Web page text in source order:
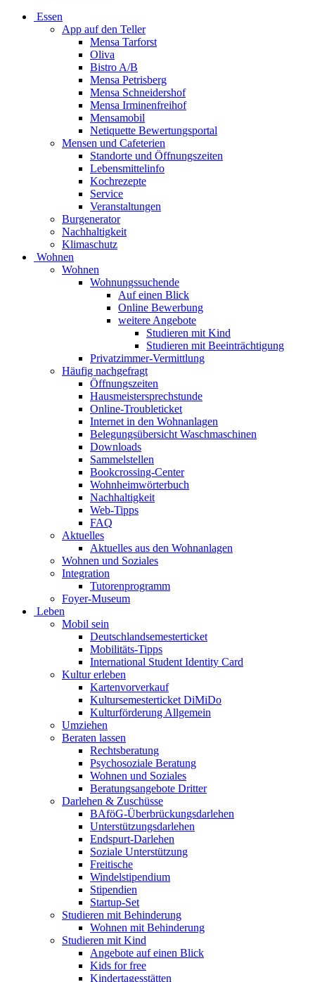
Essen
App auf den Teller
Mensa Tarforst
Oliva
Bistro A/B
Mensa Petrisberg
Mensa Schneidershof
Mensa Irminenfreihof
Mensamobil
Netiquette Bewertungsportal
Mensen und Cafeterien
Standorte und Öffnungszeiten
Lebensmittelinfo
Kochrezepte
Service
Veranstaltungen
Burgenerator
Nachhaltigkeit
Klimaschutz
Wohnen
Wohnen
Wohnungssuchende
Auf einen Blick
Online Bewerbung
weitere Angebote
Studieren mit Kind
Studieren mit Beeinträchtigung
Privatzimmer-Vermittlung
Häufig nachgefragt
Öffnungszeiten
Hausmeistersprechstunde
Online-Troubleticket
Internet in den Wohnanlagen
Belegungsübersicht Waschmaschinen
Downloads
Sammelstellen
Bookcrossing-Center
Wohnheimwörterbuch
Nachhaltigkeit
Web-Tipps
FAQ
Aktuelles
Aktuelles aus den Wohnanlagen
Wohnen und Soziales
Integration
Tutorenprogramm
Foyer-Museum
Leben
Mobil sein
Deutschlandsemesterticket
Mobilitäts-Tipps
International Student Identity Card
Kultur erleben
Kartenvorverkauf
Kultursemesterticket DiMiDo
Kulturförderung Allgemein
Umziehen
Beraten lassen
Rechtsberatung
Psychosoziale Beratung
Wohnen und Soziales
Beratungsangebote Dritter
Darlehen & Zuschüsse
BAföG-Überbrückungsdarlehen
Unterstützungsdarlehen
Endspurt-Darlehen
Soziale Unterstützung
Freitische
Windelstipendium
Stipendien
Startup-Set
Studieren mit Behinderung
Wohnen mit Behinderung
Studieren mit Kind
Angebote auf einen Blick
Kids for free
Kindertagesstätten